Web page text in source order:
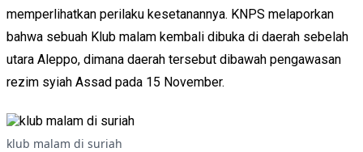
memperlihatkan perilaku kesetanannya. KNPS melaporkan
bahwa sebuah Klub malam kembali dibuka di daerah sebelah
utara Aleppo, dimana daerah tersebut dibawah pengawasan
rezim syiah Assad pada 15 November.
klub malam di suriah